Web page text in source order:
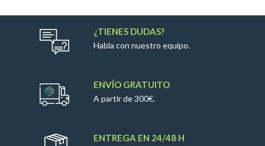
¿TIENES DUDAS?
Habla con nuestro equipo.
ENVÍO GRATUITO
A partir de 300€.
ENTREGA EN 24/48 H